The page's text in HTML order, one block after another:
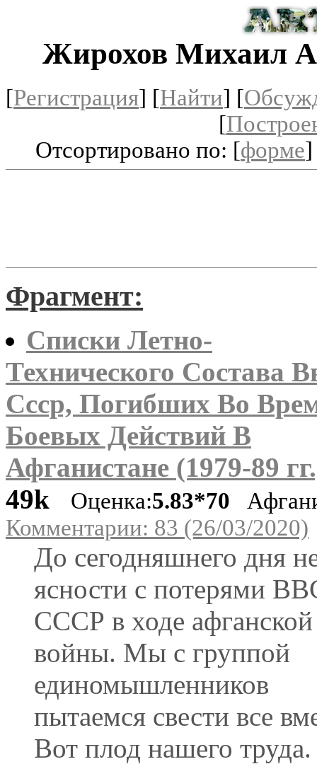
Жирохов Михаил
[Регистрация] [Найти] [
[
Отсортировано по: [форме
Фрагмент:
Списки Летно-
Технического Состава
Ссср, Погибших Во
Боевых Действий В
Афганистане (1979-89
49k
Оценка:5.83*70
Комментарии: 83 (26/03/2020)
До сегодняшнего дня
ясности с потерями
СССР в ходе афганской
войны. Мы с группой
единомышленников
пытаемся свести все
Вот плод нашего труда.